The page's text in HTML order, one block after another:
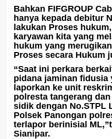
Bahkan FIFGROUP
hanya kepada debitur
lakukan Proses
karyawan kita yang
hukum yang
Proses secara Hukum
“Saat ini perkara
pidana jaminan fidusia
laporkan ke unit
polresta tangerang
sidik dengan No.STPL
Polsek Panongan
terlapor berinisial
Sianipar.